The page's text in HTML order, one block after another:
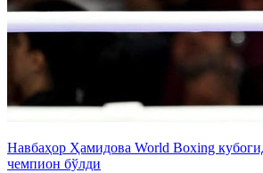
Навбаҳор Ҳамидова World Boxing
чемпион бўлди